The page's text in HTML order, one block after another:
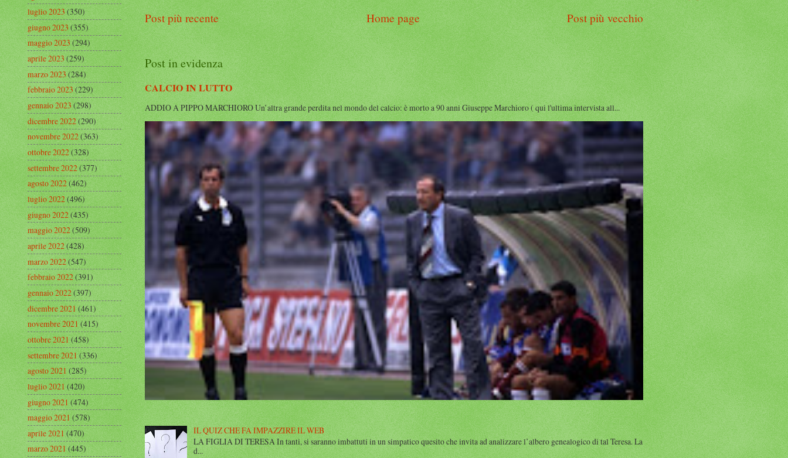
Post più recente Post più vecchio
Home page
Post in evidenza
CALCIO IN LUTTO
ADDIO A PIPPO MARCHIORO Un’altra grande perdita nel mondo del calcio: è morto a 90 anni Giuseppe Marchioro ( qui l'ultima intervista all...
IL QUIZ CHE FA IMPAZZIRE IL WEB
LA FIGLIA DI TERESA In tanti, si saranno imbattuti in un simpatico quesito che invita ad analizzare l’albero genealogico di tal Teresa. La
d...
luglio 2023(350)
giugno 2023(355)
maggio 2023(294)
aprile 2023(259)
marzo 2023(284)
febbraio 2023(229)
gennaio 2023(298)
dicembre 2022(290)
novembre 2022(363)
ottobre 2022(328)
settembre 2022(377)
agosto 2022(462)
luglio 2022(496)
giugno 2022(435)
maggio 2022(509)
aprile 2022(428)
marzo 2022(547)
febbraio 2022(391)
gennaio 2022(397)
dicembre 2021(461)
novembre 2021(415)
ottobre 2021(458)
settembre 2021(336)
agosto 2021(285)
luglio 2021(420)
giugno 2021(474)
maggio 2021(578)
aprile 2021(470)
marzo 2021(445)